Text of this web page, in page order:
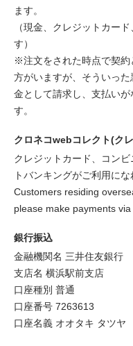
ます。
（現金、クレジットカー
す）
※注文をされた時点で契約
方がいますが、そういっ
金として請求し、支払い
す。
クロネコwebコレクト(ク
クレジットカード、コン
トバンキングがご利用にな
Customers residing
please make payments via
銀行振込
金融機関名 三井住友銀行
支店名 横浜駅前支店
口座種別 普通
口座番号 7263613
口座名義 オオタキ タツヤ